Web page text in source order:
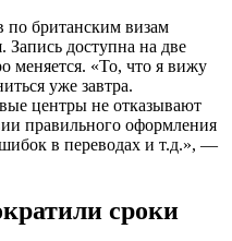
по британским визам
Запись доступна на две
меняется. «То, что я вижу
уже завтра.
центры не отказывают
правильного оформления
в переводах и т.д.», —
сроки